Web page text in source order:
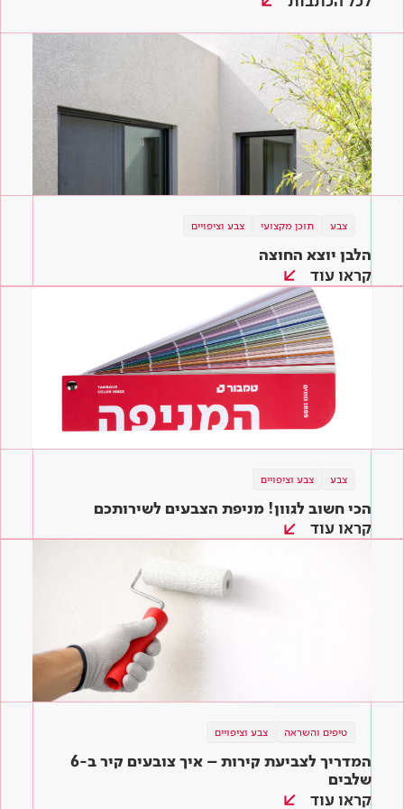
צבע תוכן מקצועי צבע וציפויים
הלבן יוצא החוצה
קראו עוד
צבע צבע וציפויים
הכי חשוב לגוון! מניפת הצבעים לשירותכם
קראו עוד
טיפים והשראה צבע וציפויים
המדריך לצביעת קירות – איך צובעים קיר ב-6
שלבים
קראו עוד